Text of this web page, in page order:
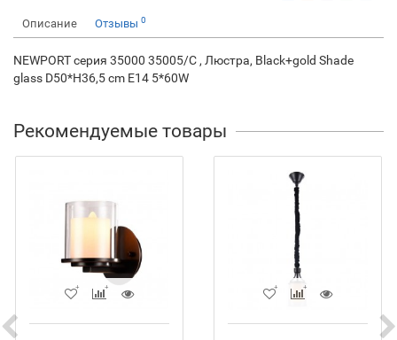
Описание Отзывы 0
NEWPORT серия 35000 35005/C , Люстра, Black+gold Shade
glass D50*H36,5 cm Е14 5*60W
Рекомендуемые товары